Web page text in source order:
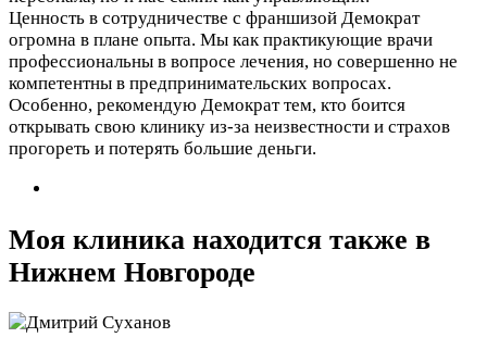
Ценность в сотрудничестве с франшизой Демократ
огромна в плане опыта. Мы как практикующие врачи
профессиональны в вопросе лечения, но совершенно не
компетентны в предпринимательских вопросах.
Особенно, рекомендую Демократ тем, кто боится
открывать свою клинику из-за неизвестности и страхов
прогореть и потерять большие деньги.
Моя клиника находится также в
Нижнем Новгороде